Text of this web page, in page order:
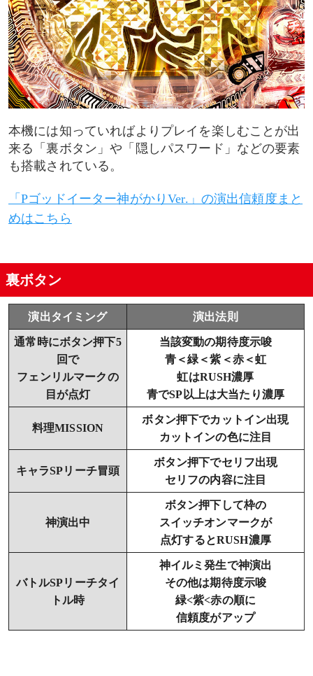
本機には知っていればよりプレイを楽しむことが出
来る「裏ボタン」や「隠しパスワード」などの要素
も搭載されている。
「Pゴッドイーター神がかりVer.」の演出信頼度まと
めはこちら
裏ボタン
演出タイミング 演出法則
通常時にボタン押下5
回で
フェンリルマークの
目が点灯
当該変動の期待度示唆
青＜緑＜紫＜赤＜虹
虹はRUSH濃厚
青でSP以上は大当たり濃厚
料理MISSION
ボタン押下でカットイン出現
カットインの色に注目
キャラSPリーチ冒頭
ボタン押下でセリフ出現
セリフの内容に注目
神演出中
ボタン押下して枠の
スイッチオンマークが
点灯するとRUSH濃厚
バトルSPリーチタイ
トル時
神イルミ発生で神演出
その他は期待度示唆
緑<紫<赤の順に
信頼度がアップ